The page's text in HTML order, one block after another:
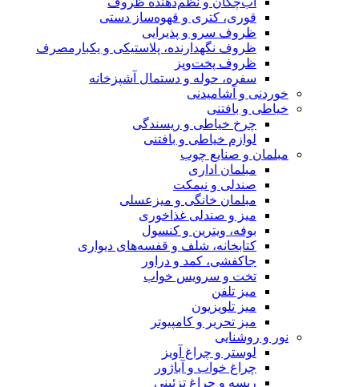
قوری، کتری و قهوه‌ساز دستی
ظروف سرو و پذیرایی
ظروف نگهدارنده، پلاستیکی و یکبارمصرف
ظروف پخت‌وپز
سفره، حوله و دستمال آشپزخانه
خوردنی و آشامیدنی
خیاطی و بافتنی
چرخ خیاطی و ریسندگی
لوازم خیاطی و بافتنی
مبلمان و صنایع چوب
مبلمان اداری
صندلی و نیمکت
مبلمان خانگی و میزعسلی
میز و صندلی غذاخوری
بوفه، ویترین و کنسول
کتابخانه، شلف و قفسه‌های دیواری
جاکفشی، کمد و دراور
تخت و سرویس خواب
میز تلفن
میز تلویزیون
میز تحریر و کامپیوتر
نور و روشنایی
لوستر و چراغ آویز
چراغ خواب و آباژور
ریسه و چراغ تزئینی